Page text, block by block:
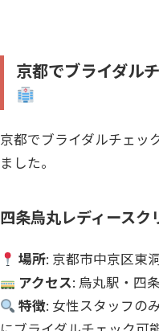
京都でブライダル
京都でブライダルチェッ
ました。
四条烏丸レディースク
場所: 京都市中京区東
アクセス: 烏丸駅・四
特徴: 女性スタッフの